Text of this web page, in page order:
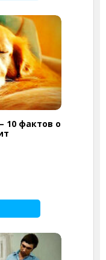
10 фактов о